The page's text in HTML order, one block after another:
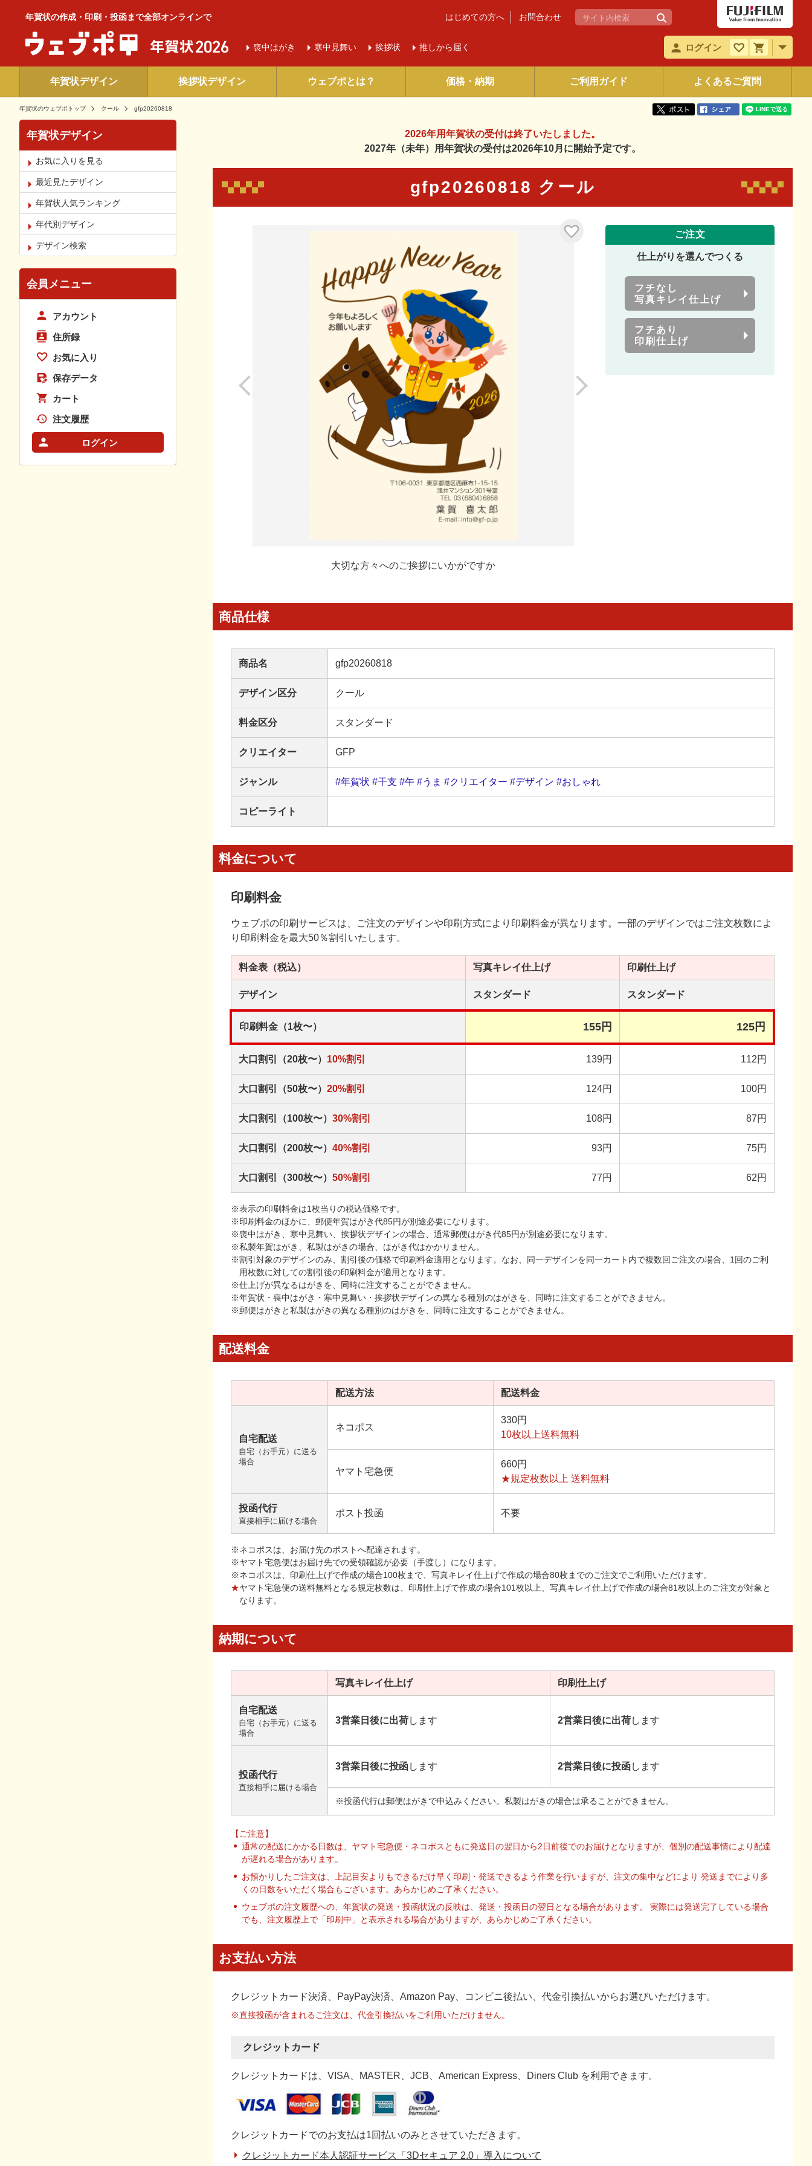
年賀状の作成・印刷・投函まで全部オンラインで
喪中はがき 寒中 見舞い 挨拶状 推しから届く
はじめての方へ お問合わせ
ログイン
年賀状デザイン 挨拶状デザイン ウェブポとは？ 価格・納期 ご利用ガイド よくあるご質問
年賀状のウェブポトップ クール gfp20260818
2026年用年賀状の受付は終了いたしました。
2027年（未年）用年賀状の受付は2026年10月に開始予定です。
gfp20260818 クール
大切な方々へのご挨拶にいかがですか
ご注文
仕上がりを選んでつくる
フチなし
写真キレイ仕上げ
フチあり
印刷仕上げ
商品仕様
商品名 gfp20260818
デザイン区分 クール
料金区分 スタンダード
クリエイター GFP
ジャンル #年賀状 #干支 #午 #うま #クリエイター #デザイン #おしゃれ
コピーライト
料金について
印刷料金
ウェブポの印刷サービスは、ご注文のデザインや印刷方式により印刷料金が異なります。一部のデザインではご注文枚数によ
り印刷料金を最大50％割引いたします。
料金表 （税込） 写真キレイ仕上げ 印刷仕上げ
デザイン スタンダード スタンダード
印刷料金（1枚〜） 155円 125円
大口割引（20枚〜） 10%割引 139円 112円
大口割引（50枚〜） 20%割引 124円 100円
大口割引（100枚〜） 30%割引 108円 87円
大口割引（200枚〜） 40%割引 93円 75円
大口割引（300枚〜） 50%割引 77円 62円
※表示の印刷料金は1枚当りの税込価格です。
※印刷料金のほかに、郵便年賀はがき代85円が別途必要になります。
※喪中はがき、寒中見舞い、挨拶状デザインの場合、通常郵便はがき代85円が別途必要になります。
※私製年賀はがき、私製はがきの場合、はがき代はかかりません。
※割引対象のデザインのみ、割引後の価格で印刷料金適用となります。なお、同一デザインを同一カート内で複数回ご注文の場合、1回のご利
用枚数に対しての割引後の印刷料金が適用となります。
※仕上げが異なるはがきを、同時に注文することができません。
※年賀状・喪中はがき・寒中見舞い・挨拶状デザインの異なる種別のはがきを、同時に注文することができません。
※郵便はがきと私製はがきの異なる種別のはがきを、同時に注文することができません。
配送料金
配送方法 配送料金
自宅配送
自宅（お手元）に送る
場合
ネコポス
330円
10枚以上送料無料
ヤマト宅急便
660円
★規定枚数以上 送料無料
投函代行
直接相手に届ける場合
ポスト投函 不要
※ネコポスは、お届け先のポストへ配達されます。
※ヤマト宅急便はお届け先での受領確認が必要（手渡し）になります。
※ネコポスは、印刷仕上げで作成の場合100枚まで、写真キレイ仕上げで作成の場合80枚までのご注文でご利用いただけます。
★ヤマト宅急便の送料無料となる規定枚数は、印刷仕上げで作成の場合101枚以上、写真キレイ仕上げで作成の場合81枚以上のご注文が対象と
なります。
納期について
写真キレイ仕上げ 印刷仕上げ
自宅配送
自宅（お手元）に送る
場合
3営業日後に出荷します 2営業日後に出荷します
投函代行
直接相手に届ける場合
3営業日後に投函します 2営業日後に投函します
※投函代行は郵便はがきで申込みください。私製はがきの場合は承ることができません。
【ご注意】
通常の配送にかかる日数は、ヤマト宅急便・ネコポスともに発送日の翌日から2日前後でのお届けとなりますが、個別の配送事情により配達
が遅れる場合があります。
お預かりしたご注文は、上記目安よりもできるだけ早く印刷・発送できるよう作業を行いますが、注文の集中などにより 発送までにより多
くの日数をいただく場合もございます。あらかじめご了承ください。
ウェブポの注文履歴への、年賀状の発送・投函状況の反映は、発送・投函日の翌日となる場合があります。 実際には発送完了している場合
でも、注文履歴上で「印刷中」と表示される場合がありますが、あらかじめご了承ください。
お支払い方法
クレジットカード決済、PayPay決済 、Amazon Pay、コンビニ後払い、代金引換払いからお選びいただけます。
※直接投函が含まれるご注文は、代金引換払いをご利用いただけません。
クレジットカード
クレジットカードは、VISA、MASTER、JCB、American Express、Diners Club を利用できます。
クレジットカードでのお支払は1回払いのみとさせていただきます。
クレジットカード本人認証サービス「3Dセキュア 2.0」導入について
年賀状デザイン
お気に入りを見る
最近見たデザイン
年賀状人気ランキング
年代別デザイン
デザイン検索
会員メニュー
アカウント
住所録
お気に入り
保存データ
カート
注文履歴
ログイン